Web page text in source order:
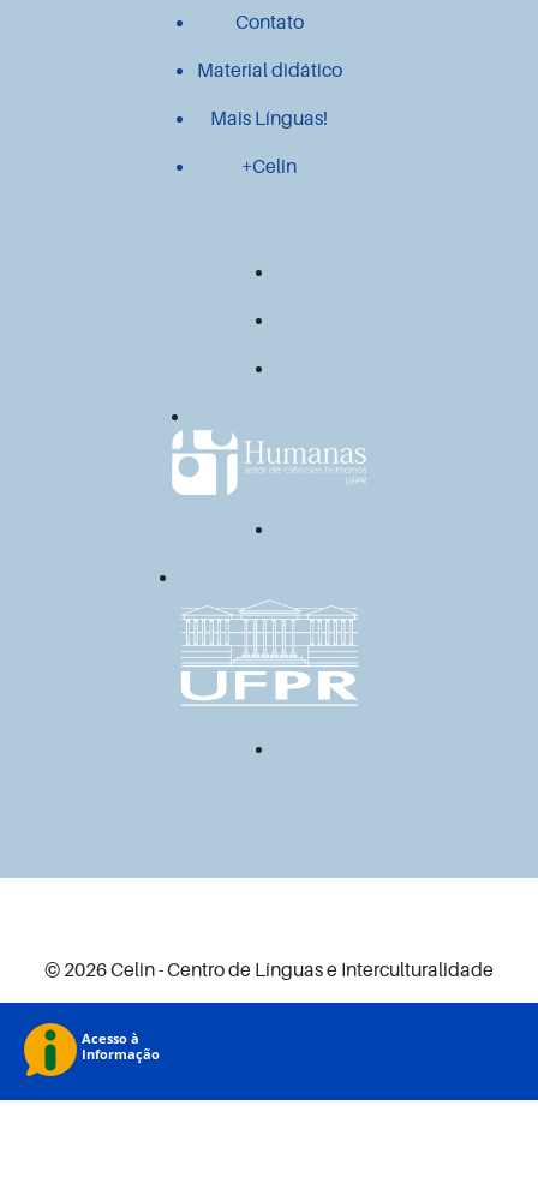
Contato
Material didático
Mais Línguas!
+Celin
© 2026 Celin - Centro de Línguas e Interculturalidade